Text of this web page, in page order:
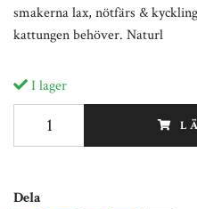
smakerna lax, nötfärs &
kattungen behöver. Naturl
I lager
Dela